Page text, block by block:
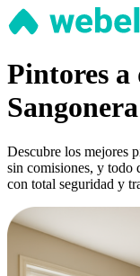
Pintores
Descubre los mejores
sin comisiones, y todo
con total seguridad y